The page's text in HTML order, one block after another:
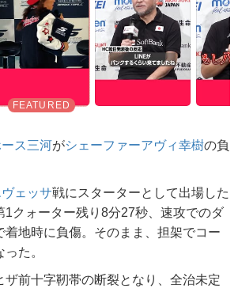
ス三河がシェーファーアヴィ幸樹の負
ェッサ戦にスターターとして出場した
1クォーター残り8分27秒、速攻でのダ
着地時に負傷。そのまま、担架でコー
た。
前十字靭帯の断裂となり、全治未定